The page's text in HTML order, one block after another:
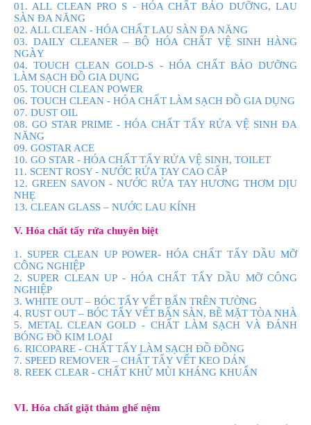
01. ALL CLEAN PRO S - HÓA CHẤT BẢO DƯỠNG, LAU
SÀN ĐA NĂNG
02. ALL CLEAN - HÓA CHẤT LAU SÀN ĐA NĂNG
03. DAILY CLEANER – BỘ HÓA CHẤT VỆ SINH HÀNG
NGÀY
04. TOUCH CLEAN GOLD-S - HÓA CHẤT BẢO DƯỠNG
LÀM SẠCH ĐỒ GIA DỤNG
05. TOUCH CLEAN POWER
06. TOUCH CLEAN - HÓA CHẤT LÀM SẠCH ĐỒ GIA DỤNG
07. DUST OIL
08. GO STAR PRIME - HÓA CHẤT TẨY RỬA VỆ SINH ĐA
NĂNG
09. GOSTAR ACE
10. GO STAR - HÓA CHẤT TẨY RỬA VỆ SINH, TOILET
11. SCENT ROSY - NƯỚC RỬA TAY CAO CẤP
12. GREEN SAVON - NƯỚC RỬA TAY HƯƠNG THƠM DỊU
NHẸ
13. CLEAN GLASS – NƯỚC LAU KÍNH
V. Hóa chất tẩy rửa chuyên biệt
1. SUPER CLEAN UP POWER- HÓA CHẤT TẨY DẦU MỠ
CÔNG NGHIỆP
2. SUPER CLEAN UP - HÓA CHẤT TẨY DẦU MỠ CÔNG
NGHIỆP
3. WHITE OUT – BÓC TẨY VẾT BẨN TRÊN TƯỜNG
4. RUST OUT – BÓC TẨY VẾT BẨN SÀN, BỀ MẶT TÒA NHÀ
5. METAL CLEAN GOLD - CHẤT LÀM SẠCH VÀ ĐÁNH
BÓNG ĐỒ KIM LOẠI
6. RICOPARE - CHẤT TẨY LÀM SẠCH ĐỒ ĐỒNG
7. SPEED REMOVER – CHẤT TẨY VẾT KEO DÁN
8. REEK CLEAR - CHẤT KHỬ MÙI KHÁNG KHUẨN
VI. Hóa chất giặt thảm ghế nệm